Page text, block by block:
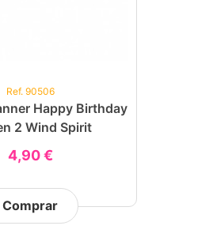
Ref. 90506
Happy Birthday
2 Wind Spirit
4,90 €
Comprar